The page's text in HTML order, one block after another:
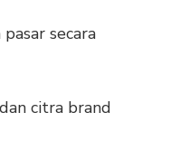
secara
citra brand